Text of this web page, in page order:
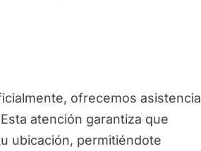
ofrecemos asistencia
atención garantiza que
ubicación, permitiéndote